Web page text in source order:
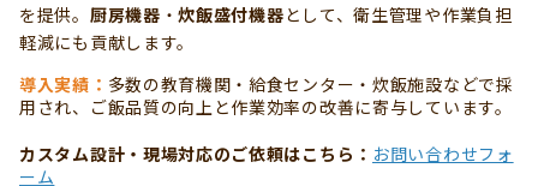
を提供。 厨房機器 ・炊飯盛付機器として、衛生管理や作業負担
軽減にも貢献します。
導入実績： 多数の教育機関・給食センター・炊飯施設などで採
用され、ご飯品質の向上と作業効率の改善に寄与しています。
カスタム設計・現場対応のご依頼はこちら： お問い合わせフォ
ーム